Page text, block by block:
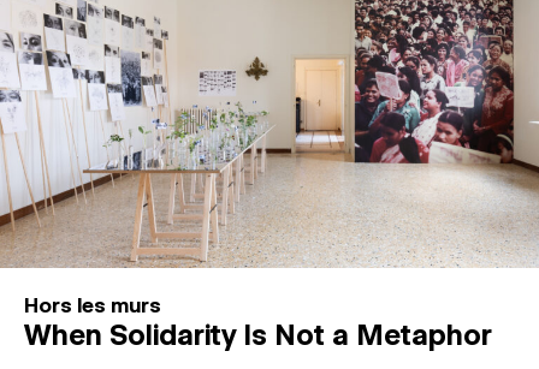
Hors les murs
When Solidarity Is Not a Metaphor